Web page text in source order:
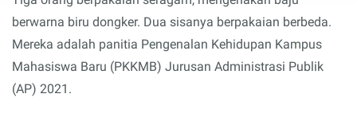
berwarna biru dongker. Dua sisanya berpakaian berbeda.
Mereka adalah panitia Pengenalan Kehidupan Kampus
Mahasiswa Baru (PKKMB) Jurusan Administrasi Publik
(AP) 2021.